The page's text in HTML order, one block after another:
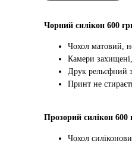
Чорний силікон 600
Чохол матовий,
Камери
Друк рельєфний
Принт не
Прозорий силікон 600
Чохол